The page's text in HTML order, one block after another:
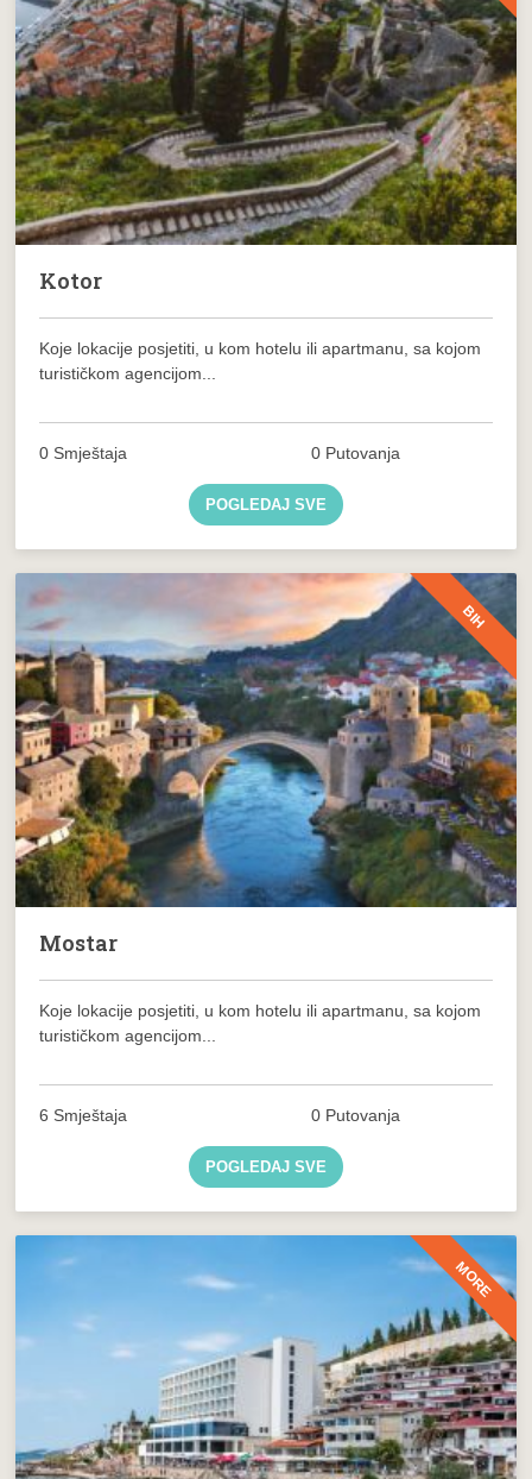
Kotor
Koje lokacije posjetiti, u kom hotelu ili apartmanu, sa kojom
turističkom agencijom...
0 Smještaja 0 Putovanja
POGLEDAJ SVE
BIH
Mostar
Koje lokacije posjetiti, u kom hotelu ili apartmanu, sa kojom
turističkom agencijom...
6 Smještaja 0 Putovanja
POGLEDAJ SVE
MORE